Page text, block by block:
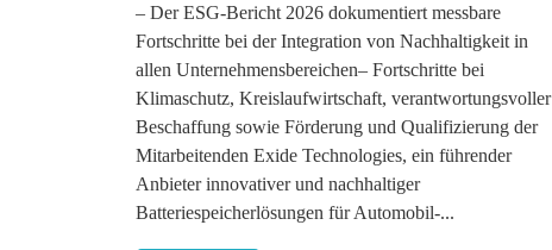
– Der ESG-Bericht 2026 dokumentiert messbare
Fortschritte bei der Integration von Nachhaltigkeit in
allen Unternehmensbereichen– Fortschritte bei
Klimaschutz, Kreislaufwirtschaft, verantwortungsvoller
Beschaffung sowie Förderung und Qualifizierung der
Mitarbeitenden Exide Technologies, ein führender
Anbieter innovativer und nachhaltiger
Batteriespeicherlösungen für Automobil-...